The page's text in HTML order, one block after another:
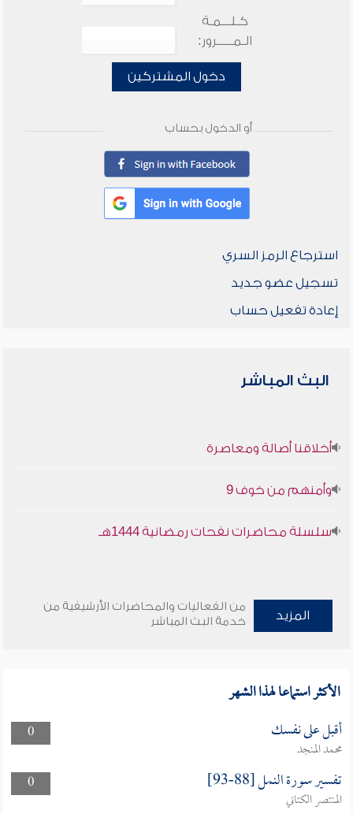
كـلـــمـة
الـمـــــرور:
دخول المشتركين
أو الدخول بحساب
استرجاع الرمز السري
تسجيل عضو جديد
إعادة تفعيل حساب
البث المباشر
أخلاقنا أصالة ومعاصرة
وأمنهم من خوف 9
سلسلة محاضرات نفحات رمضانية 1444هـ
المزيد
من الفعاليات والمحاضرات الأرشيفية من
خدمة البث المباشر
الأكثر استماعا لهذا الشهر
0 أقبل على نفسك
محمد المنجد
0
تفسير سورة النمل [88-93]
المنتصر الكتاني